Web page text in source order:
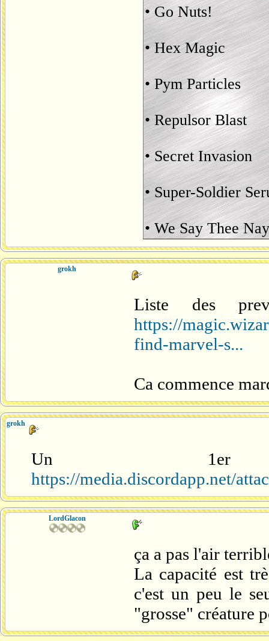
• Go Nuts!
• Hex Magic
• Pym Particles
• Repulsor Blast
• Secret Invasion
• Super-Soldier
• We Say Thee
grokh
Liste des
https://
find-marvel-s...
Ca commence
grokh
Un
https://media.discordapp.net/
LordGlacon
ça a pas l'air
La capacité est
c'est un peu le
"grosse" créature